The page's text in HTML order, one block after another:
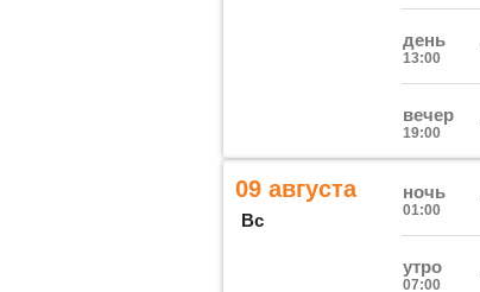
день
13:00
вечер
19:00
09 августа
Вс
ночь
01:00
утро
07:00